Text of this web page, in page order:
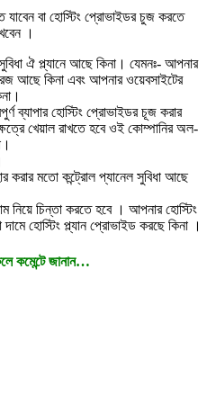
বা হোস্টিং প্রোভাইডর চুজ করতে
।
ঐ প্ল্যানে আছে কিনা। যেমনঃ- আপনার
আছে কিনা এবং আপনার ওয়েবসাইটের
ব্যাপার হোস্টিং প্রোভাইডর চূজ করার
খেয়াল রাখতে হবে ওই কোম্পানির অল-
করার মতো কন্ট্রোল প্যানেল সুবিধা আছে
নিয়ে চিন্তা করতে হবে । আপনার হোস্টিং
হোস্টিং প্ল্যান প্রোভাইড করছে কিনা ।
কমেন্টে জানান…